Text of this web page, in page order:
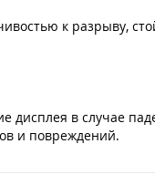
к разрыву,
в случае
и повреждений.